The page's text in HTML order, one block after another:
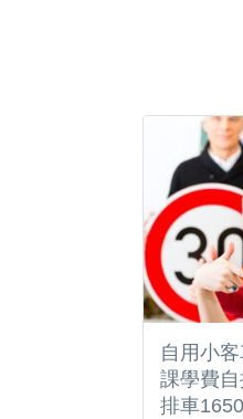
自用小
課學費
排車